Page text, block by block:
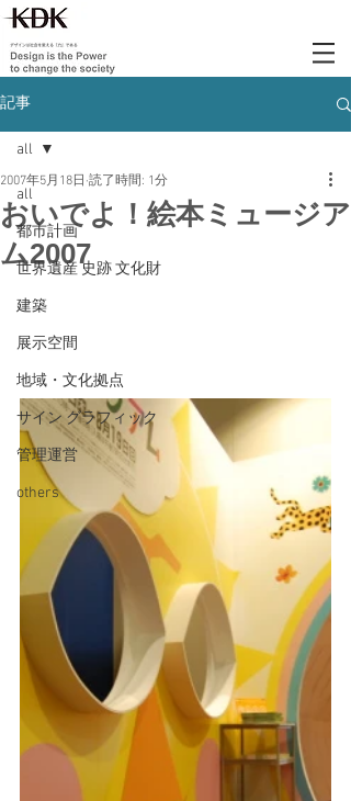
記事
all
都市計画
世界遺産 史跡 文化財
建築
展示空間
地域・文化拠点
サイン グラフィック
管理運営
others
all
おいでよ！絵本ミュージア
ム2007
2007年5月18日 読了時間: 1分